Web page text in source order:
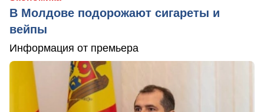
В Молдове подорожают сигареты и
вейпы
Информация от премьера